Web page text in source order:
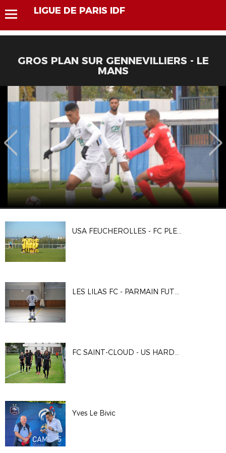
LIGUE DE PARIS IDF
GROS PLAN SUR GENNEVILLIERS - LE
MANS
USA FEUCHEROLLES - FC PLESSIS-ROBINSON
LES LILAS FC - PARMAIN FUTSAL AS
FC SAINT-CLOUD - US HARDRICOURT
Yves Le Bivic